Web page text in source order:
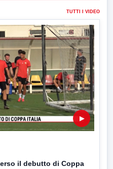
TUTTI I VIDEO
▶
il debutto di Coppa